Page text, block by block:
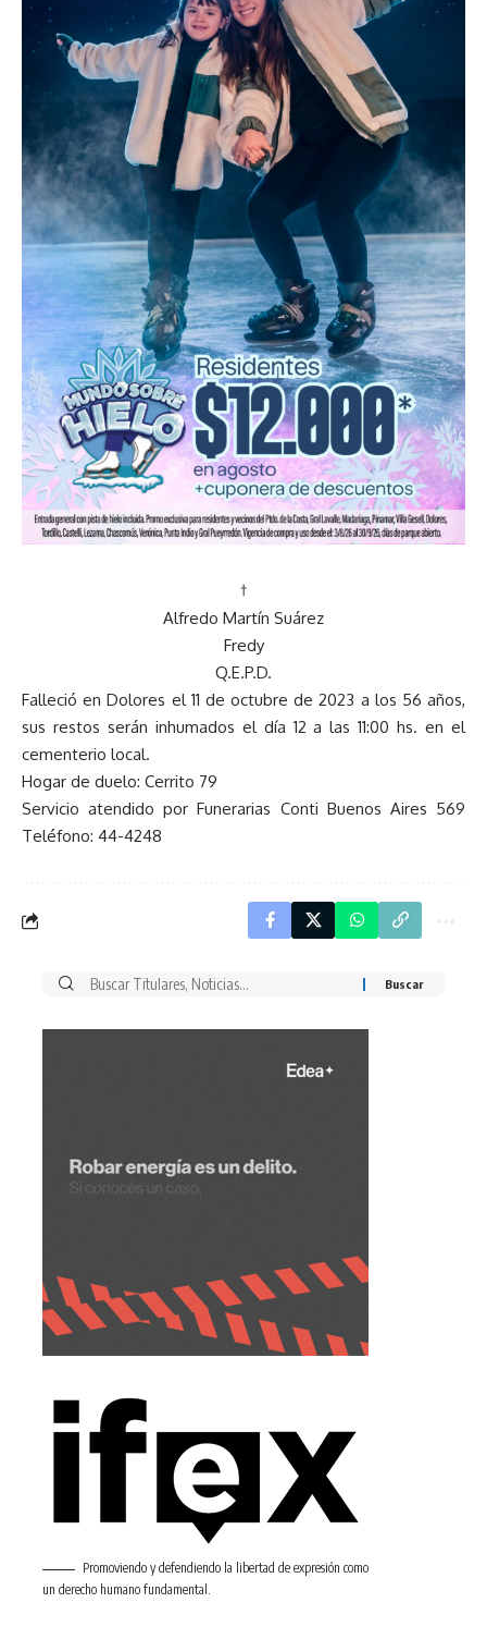
†
Alfredo Martín Suárez
Fredy
Q.E.P.D.
Falleció en Dolores el 11 de octubre de 2023 a los 56 años,
sus restos serán inhumados el día 12 a las 11:00 hs. en el
cementerio local.
Hogar de duelo: Cerrito 79
Servicio atendido por Funerarias Conti Buenos Aires 569
Teléfono: 44-4248
Buscar
Promoviendo y defendiendo la libertad de expresión como
un derecho humano fundamental.